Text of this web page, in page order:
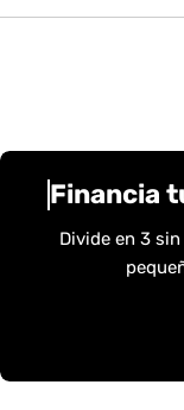
Financia
Divide en 3